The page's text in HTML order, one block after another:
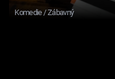
Komedie / Zábavný